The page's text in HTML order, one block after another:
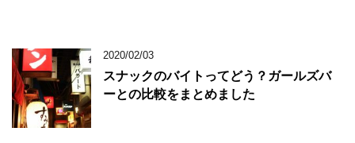
2020/02/03
スナックのバイトってどう？ガールズバ
ーとの比較をまとめました